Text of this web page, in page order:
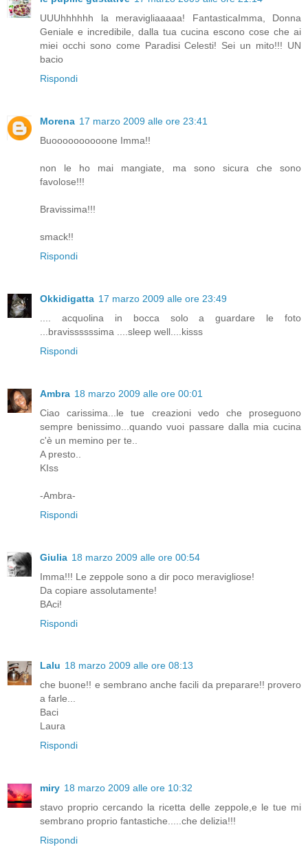
UUUhhhhhh la meravigliaaaaa! FantasticaImma, Donna
Geniale e incredibile, dalla tua cucina escono cose che ai
miei occhi sono come Paradisi Celesti! Sei un mito!!! UN
bacio
Rispondi
Morena 17 marzo 2009 alle ore 23:41
Buoooooooooone Imma!!
non le ho mai mangiate, ma sono sicura che sono
favolose!!!
Bravissima!!!
smack!!
Rispondi
Okkidigatta 17 marzo 2009 alle ore 23:49
.... acquolina in bocca solo a guardare le foto
...bravissssssima ....sleep well....kisss
Rispondi
Ambra 18 marzo 2009 alle ore 00:01
Ciao carissima...le tue creazioni vedo che proseguono
sempre benissimo...quando vuoi passare dalla mia cucina
c'è un memino per te..
A presto..
KIss
-Ambra-
Rispondi
Giulia 18 marzo 2009 alle ore 00:54
Imma!!! Le zeppole sono a dir poco meravigliose!
Da copiare assolutamente!
BAci!
Rispondi
Lalu 18 marzo 2009 alle ore 08:13
che buone!! e sembrano anche facili da preparare!! provero
a farle...
Baci
Laura
Rispondi
miry 18 marzo 2009 alle ore 10:32
stavo proprio cercando la ricetta delle zeppole,e le tue mi
sembrano proprio fantastiche.....che delizia!!!
Rispondi